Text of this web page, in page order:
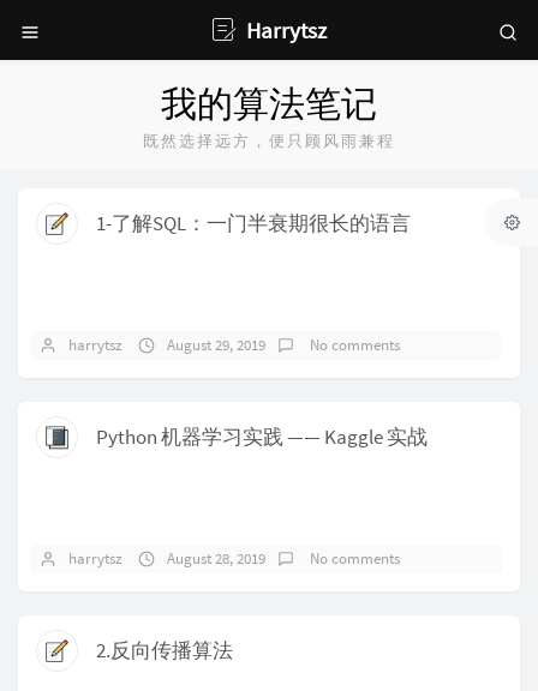
Harrytsz
我的算法笔记
既然选择远方，便只顾风雨兼程
1-了解SQL：一门半衰期很长的语言
harrytsz August 29, 2019 No comments
Python 机器学习实践 —— Kaggle 实战
harrytsz August 28, 2019 No comments
2.反向传播算法